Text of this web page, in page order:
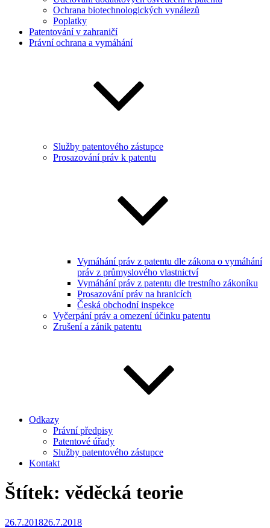
Ochrana biotechnologických vynálezů
Poplatky
Patentování v zahraničí
Právní ochrana a vymáhání
Služby patentového zástupce
Prosazování práv k patentu
Vymáhání práv z patentu dle zákona o vymáhání
práv z průmyslového vlastnictví
Vymáhání práv z patentu dle trestního zákoníku
Prosazování práv na hranicích
Česká obchodní inspekce
Vyčerpání práv a omezení účinku patentu
Zrušení a zánik patentu
Odkazy
Právní předpisy
Patentové úřady
Služby patentového zástupce
Kontakt
Štítek: věděcká teorie
Publikováno
26.7.201826.7.2018